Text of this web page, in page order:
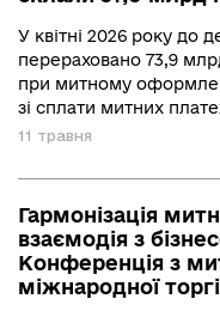
У квітні 2026 року до
перераховано 73,9
при митному
зі сплати митних
11 травня
Гармонізація
взаємодія з
Конференція з
міжнародної